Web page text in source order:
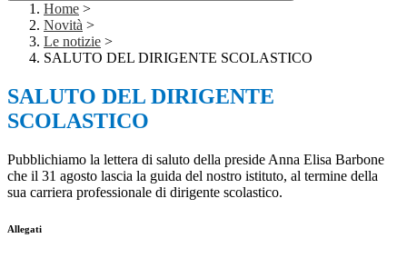
Home >
Novità >
Le notizie >
SALUTO DEL DIRIGENTE SCOLASTICO
SALUTO DEL DIRIGENTE
SCOLASTICO
Pubblichiamo la lettera di saluto della preside Anna Elisa Barbone
che il 31 agosto lascia la guida del nostro istituto, al termine della
sua carriera professionale di dirigente scolastico.
Allegati